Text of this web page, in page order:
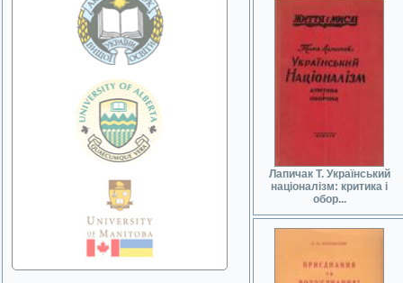
Лапичак Т. Український
націоналізм: критика і
обор...